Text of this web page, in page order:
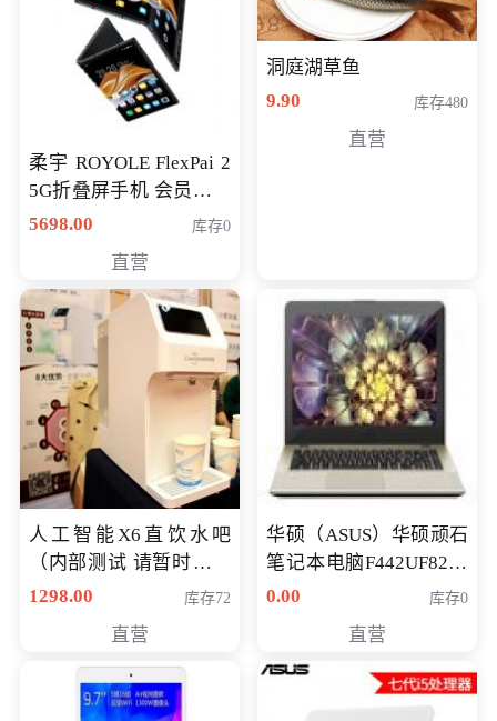
柔宇 ROYOLE FlexPai 2
5G折叠屏手机 会员专享
购买价格 4998元
5698.00 库存0
直营
洞庭湖草鱼
9.90
库存480
直营
人工智能X6直饮水吧
（内部测试 请暂时不要
购买）
1298.00 库存72
直营
华硕（ASUS）华硕顽石
笔记本电脑F442UF8250
八代独显轻薄办公商务
0.00 库存0
直营